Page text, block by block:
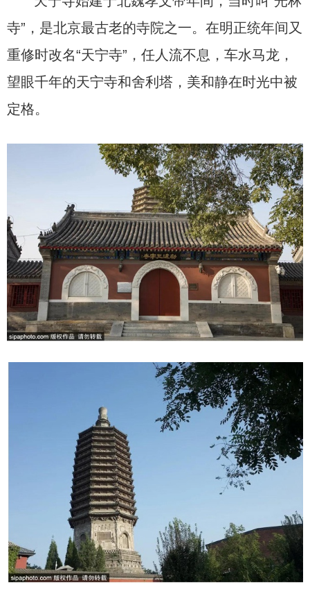
寺”，是北京最古老的寺院之一。在明正统年间又
重修时改名“天宁寺”，任人流不息，车水马龙，
望眼千年的天宁寺和舍利塔，美和静在时光中被
定格。